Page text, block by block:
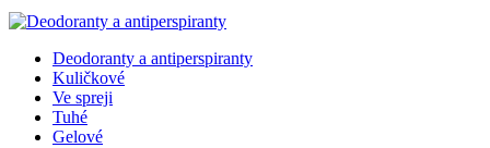
Deodoranty a antiperspiranty
Kuličkové
Ve spreji
Tuhé
Gelové